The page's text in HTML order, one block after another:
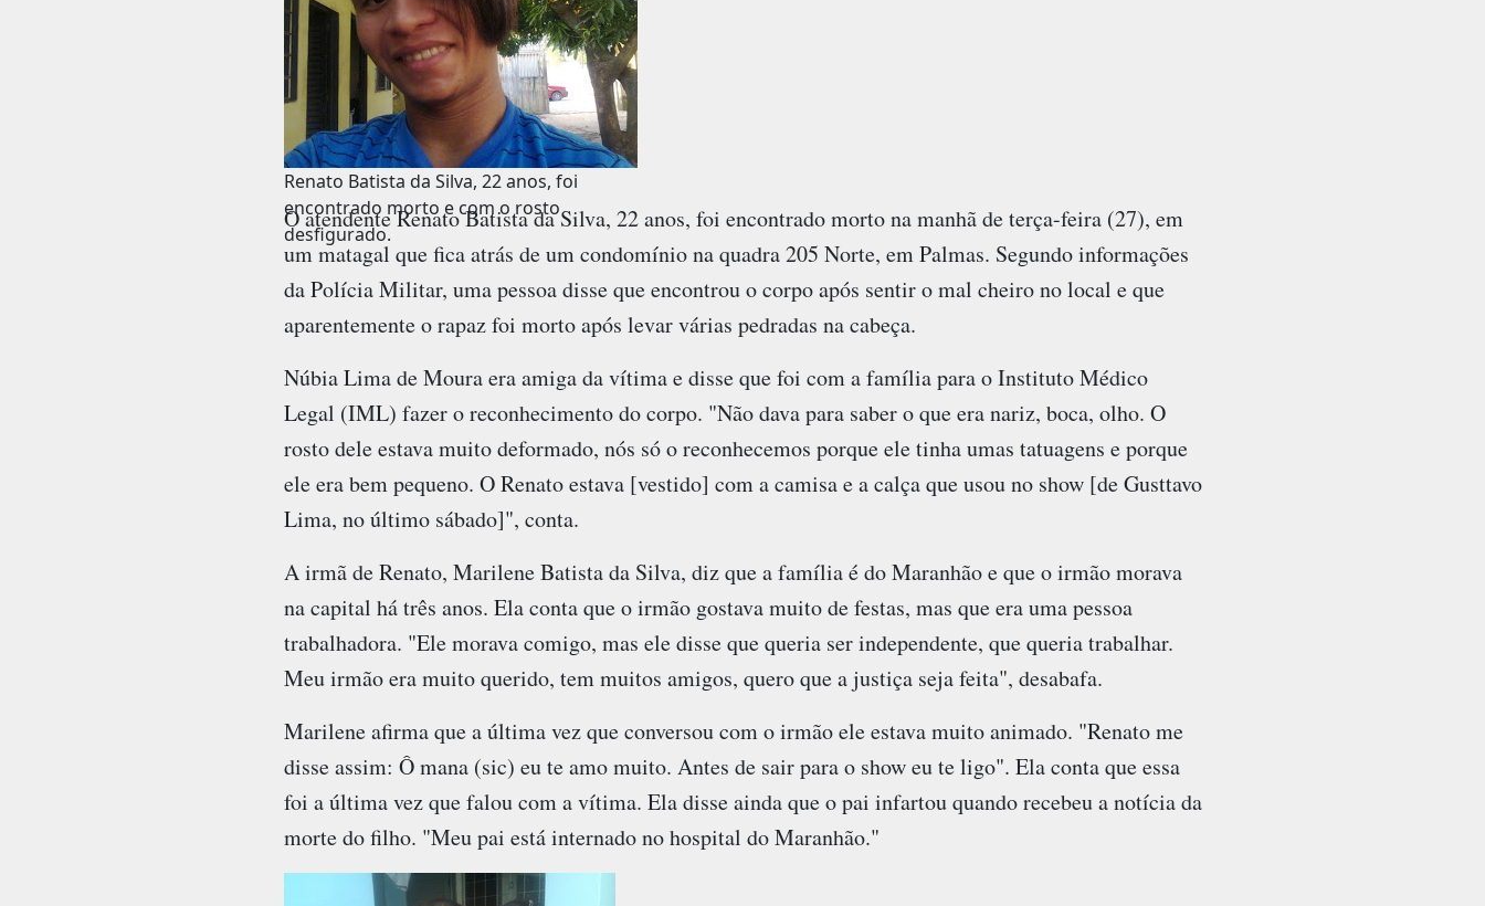
Renato Batista da Silva, 22 anos, foi
encontrado morto e com o rosto
desfigurado.
O atendente Renato Batista da Silva, 22 anos, foi encontrado morto na manhã de terça-feira (27), em
um matagal que fica atrás de um condomínio na quadra 205 Norte, em Palmas. Segundo informações
da Polícia Militar, uma pessoa disse que encontrou o corpo após sentir o mal cheiro no local e que
aparentemente o rapaz foi morto após levar várias pedradas na cabeça.
Núbia Lima de Moura era amiga da vítima e disse que foi com a família para o Instituto Médico
Legal (IML) fazer o reconhecimento do corpo. "Não dava para saber o que era nariz, boca, olho. O
rosto dele estava muito deformado, nós só o reconhecemos porque ele tinha umas tatuagens e porque
ele era bem pequeno. O Renato estava [vestido] com a camisa e a calça que usou no show [de Gusttavo
Lima, no último sábado]", conta.
A irmã de Renato, Marilene Batista da Silva, diz que a família é do Maranhão e que o irmão morava
na capital há três anos. Ela conta que o irmão gostava muito de festas, mas que era uma pessoa
trabalhadora. "Ele morava comigo, mas ele disse que queria ser independente, que queria trabalhar.
Meu irmão era muito querido, tem muitos amigos, quero que a justiça seja feita", desabafa.
Marilene afirma que a última vez que conversou com o irmão ele estava muito animado. "Renato me
disse assim: Ô mana (sic) eu te amo muito. Antes de sair para o show eu te ligo". Ela conta que essa
foi a última vez que falou com a vítima. Ela disse ainda que o pai infartou quando recebeu a notícia da
morte do filho. "Meu pai está internado no hospital do Maranhão."